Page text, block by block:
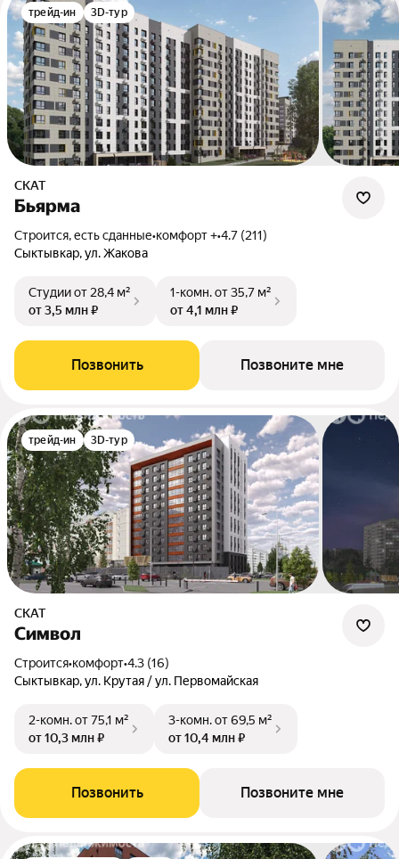
трейд-ин 3D-тур
СКАТ
Бьярма
Строится, есть сданные•комфорт +•4.7 (211)
Сыктывкар, ул. Жакова
Студииот 28,4 м²
от 3,5 млн ₽
1-комн.от 35,7 м²
от 4,1 млн ₽
Позвонить Позвоните мне
трейд-ин 3D-тур
СКАТ
Символ
Строится•комфорт•4.3 (16)
Сыктывкар, ул. Крутая / ул. Первомайская
2-комн.от 75,1 м²
от 10,3 млн ₽
3-комн.от 69,5 м²
от 10,4 млн ₽
Позвонить Позвоните мне